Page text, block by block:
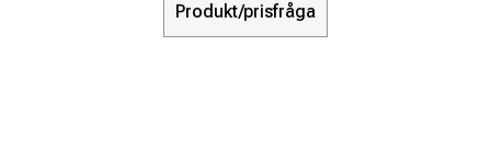
Produkt/prisfråga